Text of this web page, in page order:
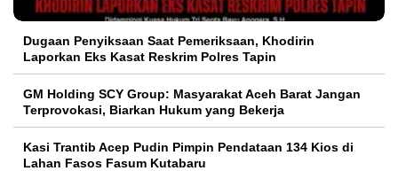
Dugaan Penyiksaan Saat Pemeriksaan, Khodirin
Laporkan Eks Kasat Reskrim Polres Tapin
GM Holding SCY Group: Masyarakat Aceh Barat Jangan
Terprovokasi, Biarkan Hukum yang Bekerja
Kasi Trantib Acep Pudin Pimpin Pendataan 134 Kios di
Lahan Fasos Fasum Kutabaru